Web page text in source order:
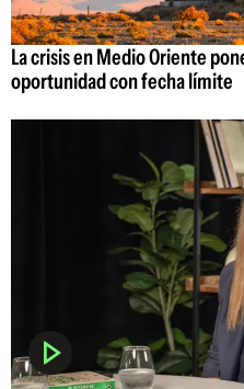
La crisis en Medio Oriente
oportunidad con fecha límite